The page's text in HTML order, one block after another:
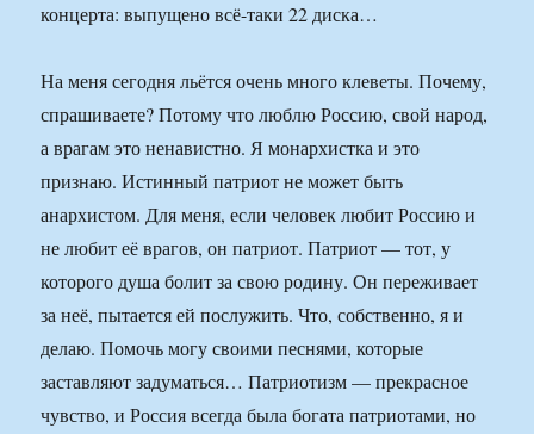
концерта: выпущено всё-таки 22 диска…
На меня сегодня льётся очень много клеветы. Почему,
спрашиваете? Потому что люблю Россию, свой народ,
а врагам это ненавистно. Я монархистка и это
признаю. Истинный патриот не может быть
анархистом. Для меня, если человек любит Россию и
не любит её врагов, он патриот. Патриот — тот, у
которого душа болит за свою родину. Он переживает
за неё, пытается ей послужить. Что, собственно, я и
делаю. Помочь могу своими песнями, которые
заставляют задуматься… Патрио­тизм — прекрасное
чувство, и Россия всегда была богата патриотами, но